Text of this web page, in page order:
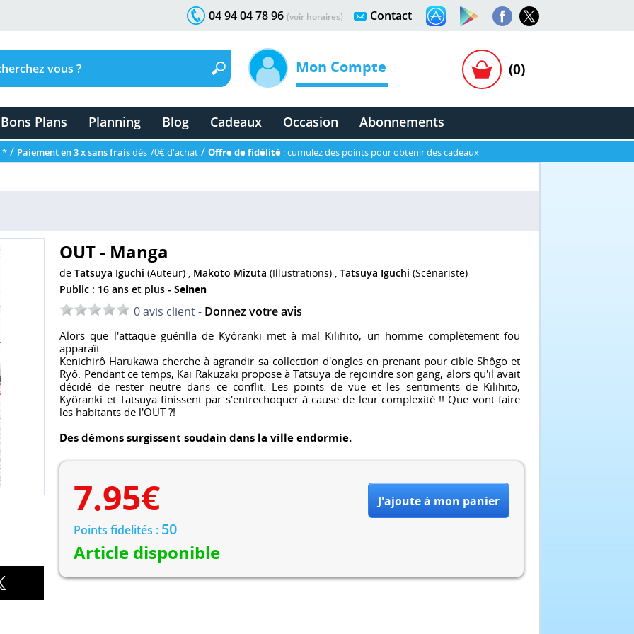
Contact
04 94 04 78 96 (voir horaires)
Mon Compte (0)
Bons Plans Planning Blog Cadeaux Occasion Abonnements
* / Paiement en 3 x sans fraisdès 70€ d'achat / Offre de fidélité : cumulez des points pour obtenir des cadeaux
OUT - Manga
deTatsuya Iguchi (Auteur) , Makoto Mizuta (Illustrations) ,Tatsuya Iguchi (Scénariste)
Public : 16 ans et plus -Seinen
0 avis client - Donnez votre avis
Alors que l'attaque guérilla de Kyôranki met à mal Kilihito, un homme complètement fou
apparaît.
Kenichirô Harukawa cherche à agrandir sa collection d'ongles en prenant pour cible Shôgo et
Ryô. Pendant ce temps, Kai Rakuzaki propose à Tatsuya de rejoindre son gang, alors qu'il avait
décidé de rester neutre dans ce conflit. Les points de vue et les sentiments de Kilihito,
Kyôranki et Tatsuya finissent par s'entrechoquer à cause de leur complexité !! Que vont faire
les habitants de l'OUT ?!
Des démons surgissent soudain dans la ville endormie.
7.95€
Points fidelités : 50
Article disponible